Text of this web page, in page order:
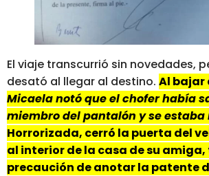
El viaje transcurrió sin novedades,
desató al llegar al destino. Al bajar
Micaela notó que el chofer había
miembro del pantalón y se
Horrorizada, cerró la puerta del
al interior de la casa de su
precaución de anotar la patente